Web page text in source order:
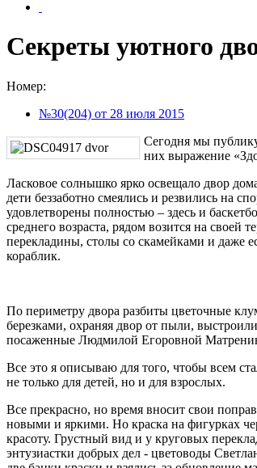
Секреты уютного
Номер:
№30(204) от 28 июля 2015
Сегодня мы
них выражение
Ласковое солнышко ярко освещало двор
дети беззаботно смеялись и резвились на
удовлетворены полностью – здесь и
среднего возраста, рядом возится на
перекладины, столы со скамейками и даже
кораблик.
По периметру двора разбиты цветочные
березками, охраняя двор от пыли,
посаженные Людмилой Егоровной
Все это я описываю для того, чтобы всем
не только для детей, но и для взрослых.
Все прекрасно, но время вносит свои
новыми и яркими. Но краска на фигурках
красоту. Грустный вид и у круговых
энтузиастки добрых дел - цветоводы